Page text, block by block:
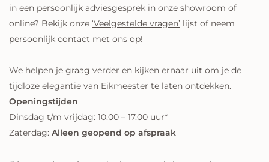
in een persoonlijk adviesgesprek in onze showroom of
online? Bekijk onze ‘Veelgestelde vragen’ lijst of neem
persoonlijk contact met ons op!
We helpen je graag verder en kijken ernaar uit om je de
tijdloze elegantie van Eikmeester te laten ontdekken.
Openingstijden
Dinsdag t/m vrijdag: 10.00 – 17.00 uur*
Zaterdag: Alleen geopend op afspraak